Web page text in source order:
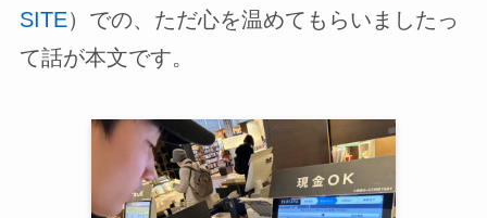
SITE）での、ただ心を温めてもらいましたっ
て話が本文です。